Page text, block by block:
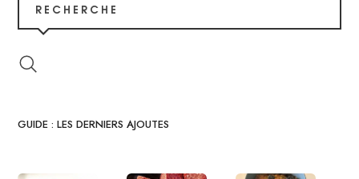
RECHERCHE
GUIDE : LES DERNIERS AJOUTES